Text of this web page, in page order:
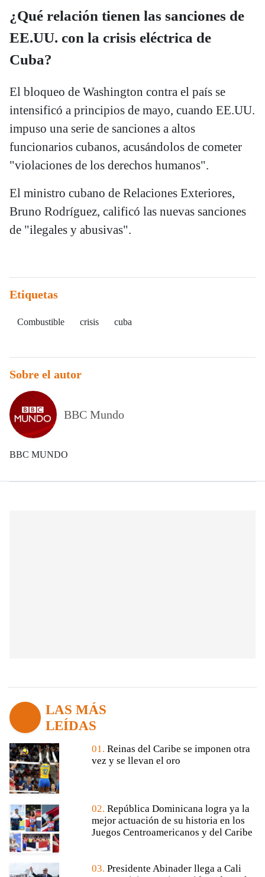
¿Qué relación tienen las sanciones de
EE.UU. con la crisis eléctrica de
Cuba?
El bloqueo de Washington contra el país se
intensificó a principios de mayo, cuando EE.UU.
impuso una serie de sanciones a altos
funcionarios cubanos, acusándolos de cometer
"violaciones de los derechos humanos".
El ministro cubano de Relaciones Exteriores,
Bruno Rodríguez, calificó las nuevas sanciones
de "ilegales y abusivas".
Etiquetas
Combustible crisis cuba
Sobre el autor
BBC Mundo
BBC MUNDO
LAS MÁS
LEÍDAS
01. Reinas del Caribe se imponen otra
vez y se llevan el oro
02. República Dominicana logra ya la
mejor actuación de su historia en los
Juegos Centroamericanos y del Caribe
03. Presidente Abinader llega a Cali